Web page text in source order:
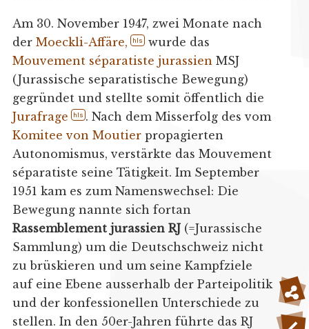
Am 30. November 1947, zwei Monate nach
der Moeckli-Affäre, hls wurde das
Mouvement séparatiste jurassien MSJ
(Jurassische separatistische Bewegung)
gegründet und stellte somit öffentlich die
Jurafrage
hls . Nach dem Misserfolg des vom
Komitee von Moutierpropagierten
Autonomismus, verstärkte das Mouvement
séparatiste seine Tätigkeit. Im September
1951 kam es zum Namenswechsel: Die
Bewegung nannte sich fortan
Rassemblement jurassien RJ(=Jurassische
Sammlung) um die Deutschschweiz nicht
zu brüskieren und um seine Kampfziele
auf eine Ebene ausserhalb der Parteipolitik
und der konfessionellen Unterschiede zu
stellen. In den 50er-Jahren führte das RJ